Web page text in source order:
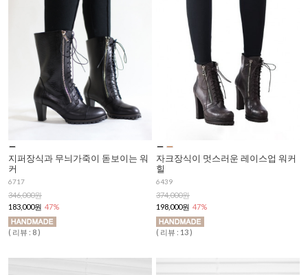
지퍼장식과 무늬가죽이 돋보이는 워
커
6717
346,000원
183,000원 47%
( 리뷰 : 8 )
자크장식이 멋스러운 레이스업 워커
힐
6439
374,000원
198,000원 47%
( 리뷰 : 13 )